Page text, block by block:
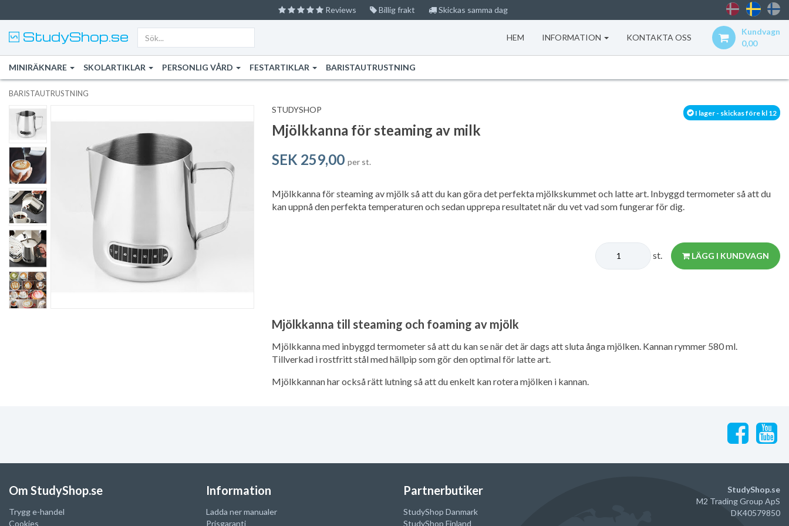
Reviews Billig frakt Skickas samma dag
StudyShop.se
Kundvagn
0,00
HEM INFORMATION KONTAKTA OSS
MINIRÄKNARE SKOLARTIKLAR PERSONLIG VÅRD FESTARTIKLAR BARISTAUTRUSTNING
BARISTAUTRUSTNING
I lager - skickas före kl 12
STUDYSHOP
Mjölkkanna för steaming av milk
SEK 259,00 per st.
Mjölkkanna för steaming av mjölk så att du kan göra det perfekta mjölkskummet och latte art. Inbyggd termometer så att du
kan uppnå den perfekta temperaturen och sedan upprepa resultatet när du vet vad som fungerar för dig.
st. LÄGG I KUNDVAGN
Mjölkkanna till steaming och foaming av mjölk
Mjölkkanna med inbyggd termometer så att du kan se när det är dags att sluta ånga mjölken. Kannan rymmer 580 ml.
Tillverkad i rostfritt stål med hällpip som gör den optimal för latte art.
Mjölkkannan har också rätt lutning så att du enkelt kan rotera mjölken i kannan.
Om StudyShop.se
Trygg e-handel
Cookies
Information
Ladda ner manualer
Prisgaranti
Partnerbutiker
StudyShop Danmark
StudyShop Finland
StudyShop.se
M2 Trading Group ApS
DK40579850